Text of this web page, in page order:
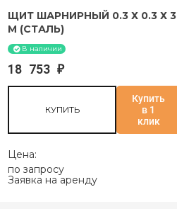
ЩИТ ШАРНИРНЫЙ 0.3 Х 0.3 Х 3
М (СТАЛЬ)
В наличии
18 753 ₽
КУПИТЬ
Купить
в 1
клик
Цена:
по запросу
Заявка на аренду